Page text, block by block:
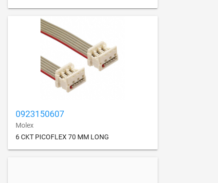
0923150607
Molex
6 CKT PICOFLEX 70 MM LONG